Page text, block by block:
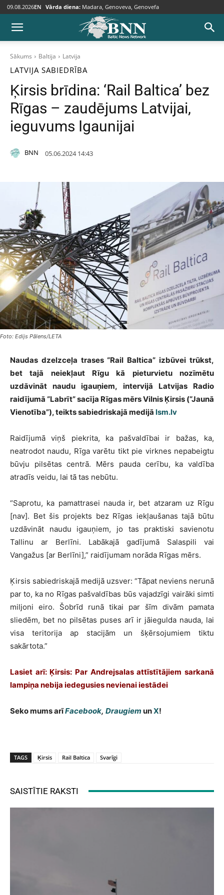
09.08.2026EN Vārda diena: Madara, Genoveva, Genovefa
Sākums Baltija Latvija
LATVIJA SABIEDRĪBA
Ķirsis brīdina: ‘Rail Baltica’ bez
Rīgas – zaudējums Latvijai,
ieguvums Igaunijai
BNN 05.06.2024 14:43
Foto: Edijs Pālens/LETA
Naudas dzelzceļa trases “Rail Baltica” izbūvei trūkst,
bet tajā neiekļaut Rīgu kā pieturvietu nozīmētu
uzdāvināt naudu igauņiem, intervijā Latvijas Radio
raidījumā “Labrīt” sacīja Rīgas mērs Vilnis Ķirsis (“Jaunā
Vienotība”), teikts sabiedriskajā medijā lsm.lv
Raidījumā viņš piekrita, ka pašvaldībai ir bažas, ka,
neatrodot naudu, Rīga varētu tikt pie virknes nepabeigtu
būvju pilsētas centrā. Mērs pauda cerību, ka valdība
atradīs veidu, lai tā tas nebūtu.
“Saprotu, ka pamattrasei nauda ir, bet atzaram uz Rīgu
[nav]. Bet šis projekts bez Rīgas iekļaušanas tajā būtu
uzdāvināt naudu igauņiem, jo tas praktiski savienotu
Tallinu ar Berlīni. Labākajā gadījumā Salaspili vai
Vangažus [ar Berlīni],” raidījumam norāda Rīgas mērs.
Ķirsis sabiedriskajā medijā uzsver: “Tāpat neviens nerunā
par to, ka no Rīgas pašvaldības būs vajadzīgi vairāki simti
miljoni eiro. Šobrīd runā tikai par šīm divām pamata
sliedēm, bet no pilsētas puses arī ir jāiegulda nauda, lai
visa teritorija ap stacijām un šķērsojumiem tiktu
sakārtota.”
Lasiet arī: Ķirsis: Par Andrejsalas attīstītājiem sarkanā
lampiņa nebija iedegusies nevienai iestādei
Seko mums arīFacebook, Draugiem unX!
TAGS Ķirsis Rail Baltica Svarīgi
SAISTĪTIE RAKSTI